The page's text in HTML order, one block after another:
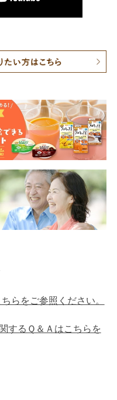
らをご参照ください。
するＱ＆Ａはこちらを